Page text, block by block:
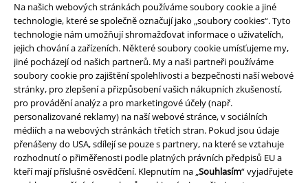
Na našich webových stránkách používáme soubory cookie a jiné
technologie, které se společně označují jako „soubory cookies“. Tyto
technologie nám umožňují shromažďovat informace o uživatelích,
jejich chování a zařízeních. Některé soubory cookie umísťujeme my,
jiné pocházejí od našich partnerů. My a naši partneři používáme
soubory cookie pro zajištění spolehlivosti a bezpečnosti naší webové
stránky, pro zlepšení a přizpůsobení vašich nákupních zkušeností,
pro provádění analýz a pro marketingové účely (např.
personalizované reklamy) na naší webové stránce, v sociálních
médiích a na webových stránkách třetích stran. Pokud jsou údaje
přenášeny do USA, sdílejí se pouze s partnery, na které se vztahuje
rozhodnutí o přiměřenosti podle platných právních předpisů EU a
kteří mají příslušné osvědčení. Klepnutím na „Souhlasím“ vyjadřujete
Soutěž
Objednejte si dárkový poukaz
O EMP
Udržitelnost